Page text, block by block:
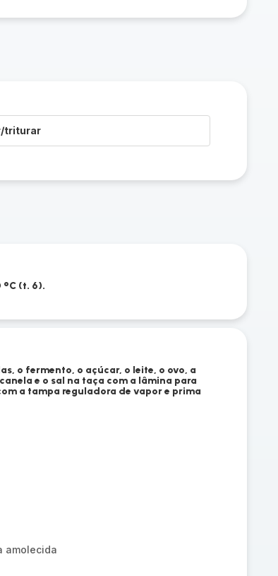
triturar
(t. 6).
o fermento, o açúcar, o leite, o ovo, a
e o sal na taça com a lâmina para
a tampa reguladora de vapor e prima
amolecida